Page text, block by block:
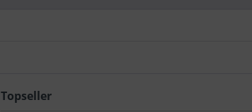
Topseller